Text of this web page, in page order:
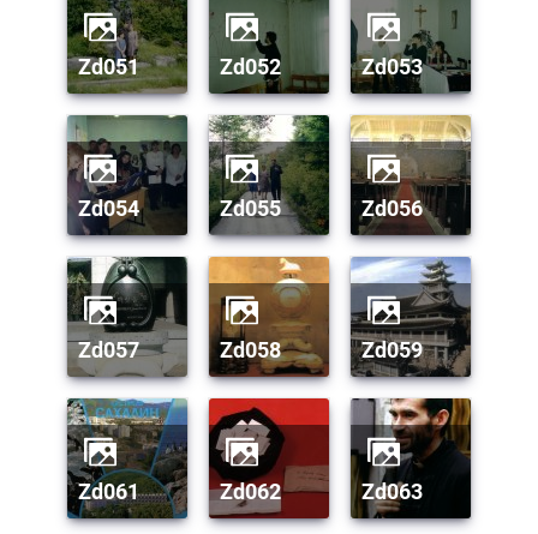
zd051 zd052 zd053
zd054 zd055 zd056
zd057 zd058 zd059
zd061 zd062 zd063